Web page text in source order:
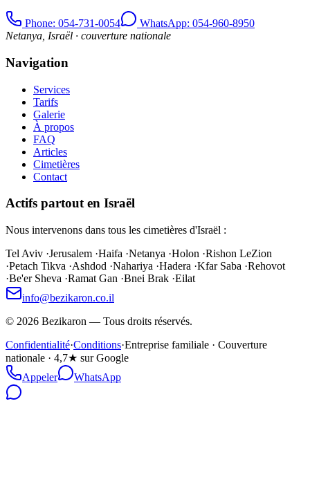
Phone: 054-731-0054
WhatsApp: 054-960-8950
Netanya, Israël · couverture nationale
Navigation
Services
Tarifs
Galerie
À propos
FAQ
Articles
Cimetières
Contact
Actifs partout en Israël
Nous intervenons dans tous les cimetières d'Israël :
Tel Aviv ·Jerusalem ·Haifa ·Netanya ·Holon ·Rishon LeZion
·Petach Tikva ·Ashdod ·Nahariya ·Hadera ·Kfar Saba ·Rehovot
·Be'er Sheva ·Ramat Gan ·Bnei Brak ·Eilat
info@bezikaron.co.il
© 2026 Bezikaron — Tous droits réservés.
Confidentialité·Conditions·Entreprise familiale · Couverture
nationale · 4,7★ sur Google
Appeler
WhatsApp